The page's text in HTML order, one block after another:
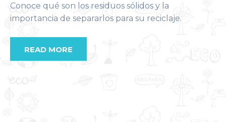
Conoce qué son los residuos sólidos y la
importancia de separarlos para su reciclaje.
READ MORE